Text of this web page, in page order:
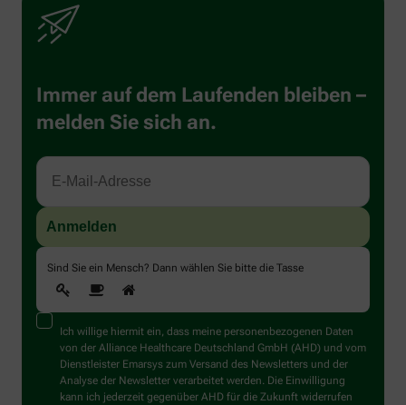
Immer auf dem Laufenden bleiben –
melden Sie sich an.
Sind Sie ein Mensch? Dann wählen Sie bitte die Tasse
Ich willige hiermit ein, dass meine personenbezogenen Daten
von der Alliance Healthcare Deutschland GmbH (AHD) und vom
Dienstleister Emarsys zum Versand des Newsletters und der
Analyse der Newsletter verarbeitet werden. Die Einwilligung
kann ich jederzeit gegenüber AHD für die Zukunft widerrufen